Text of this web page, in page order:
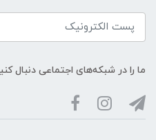
ما را در شبکه‌های اجتماعی دنبال